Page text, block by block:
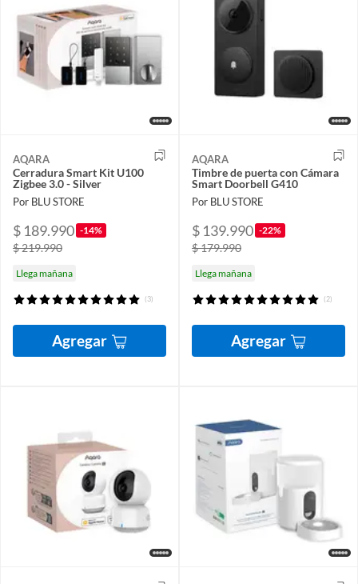
AQARA
Cerradura Smart Kit U100
Zigbee 3.0 - Silver
Por BLU STORE
$ 189.990 -14%
$ 219.990
Llega mañana
(3)
Agregar
AQARA
Timbre de puerta con Cámara
Smart Doorbell G410
Por BLU STORE
$ 139.990 -22%
$ 179.990
Llega mañana
(2)
Agregar